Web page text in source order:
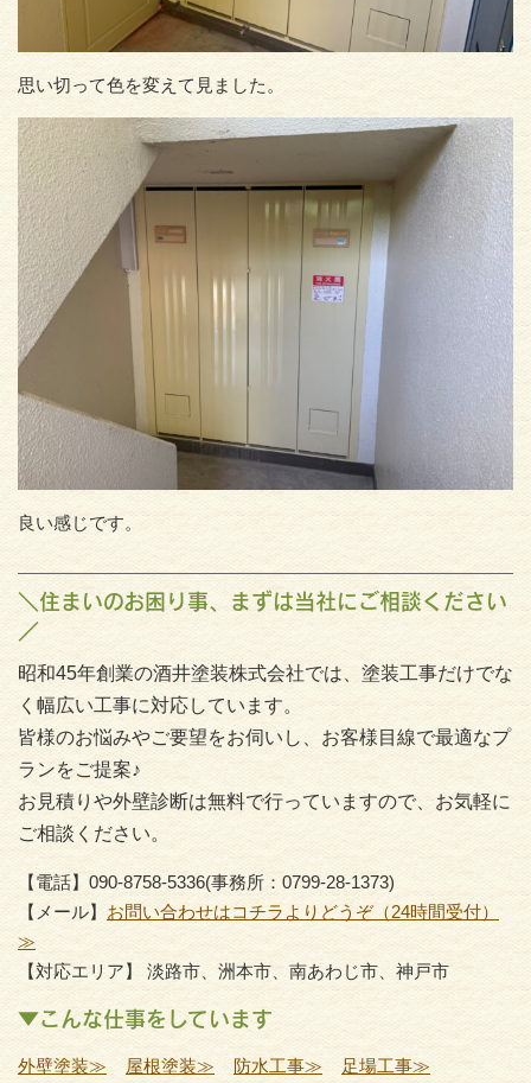
思い切って色を変えて見ました。
良い感じです。
＼住まいのお困り事、まずは当社にご相談ください
／
昭和45年創業の酒井塗装株式会社では、塗装工事だけでな
く幅広い工事に対応しています。
皆様のお悩みやご要望をお伺いし、お客様目線で最適なプ
ランをご提案♪
お見積りや外壁診断は無料で行っていますので、お気軽に
ご相談ください。
【電話】090-8758-5336(事務所：0799-28-1373)
【メール】 お問い合わせはコチラよりどうぞ（24時間受付）
≫
【対応エリア】 淡路市、洲本市、南あわじ市、神戸市
▼こんな仕事をしています
外壁塗装≫ 屋根塗装≫ 防水工事≫
足場工事≫